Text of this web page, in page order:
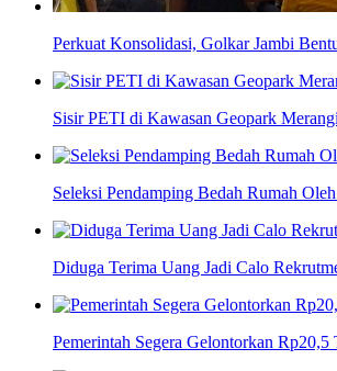
Perkuat Konsolidasi, Golkar Jambi
Sisir PETI di Kawasan Geopark
Seleksi Pendamping Bedah Rumah
Diduga Terima Uang Jadi Calo
Pemerintah Segera Gelontorkan